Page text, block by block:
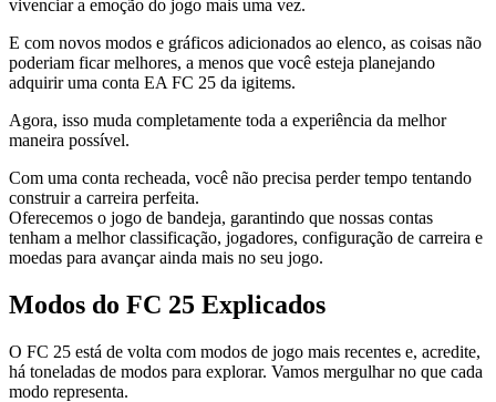
vivenciar a emoção do jogo mais uma vez.
E com novos modos e gráficos adicionados ao elenco, as coisas não
poderiam ficar melhores, a menos que você esteja planejando
adquirir uma conta EA FC 25 da igitems.
Agora, isso muda completamente toda a experiência da melhor
maneira possível.
Com uma conta recheada, você não precisa perder tempo tentando
construir a carreira perfeita.
Oferecemos o jogo de bandeja, garantindo que nossas contas
tenham a melhor classificação, jogadores, configuração de carreira e
moedas para avançar ainda mais no seu jogo.
Modos do FC 25 Explicados
O FC 25 está de volta com modos de jogo mais recentes e, acredite,
há toneladas de modos para explorar. Vamos mergulhar no que cada
modo representa.